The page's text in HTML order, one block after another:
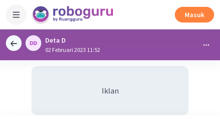
Masuk
Deta D
02 Februari 2023 11:52
Iklan